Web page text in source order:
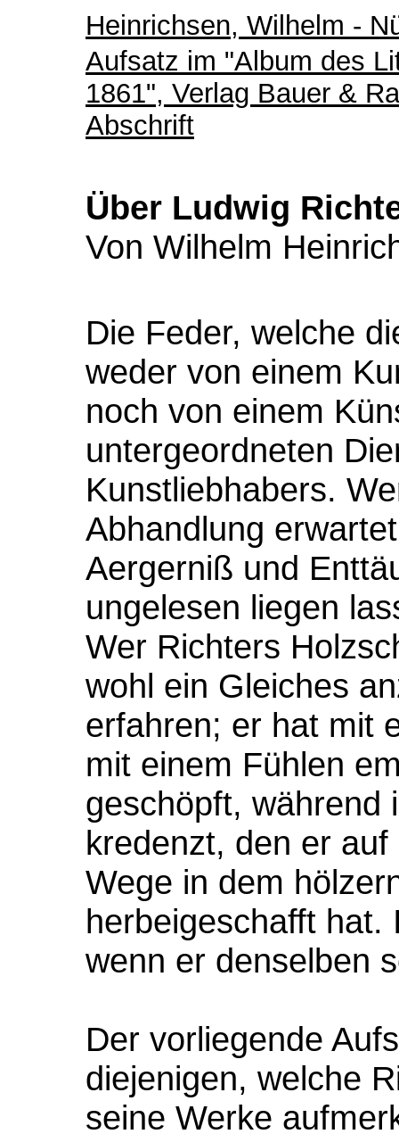
Heinrichsen, Wilhelm -
Aufsatz im "Album des
1861", Verlag Bauer &
Abschrift
Über Ludwig
Von Wilhelm
Die Feder, welche
weder von einem
noch von einem
untergeordneten
Kunstliebhabers.
Abhandlung
Aergerniß und
ungelesen liegen
Wer Richters
wohl ein Gleiches
erfahren; er hat mit
mit einem Fühlen
geschöpft, während
kredenzt, den er
Wege in dem
herbeigeschafft hat.
wenn er denselben
Der vorliegende
diejenigen, welche
seine Werke